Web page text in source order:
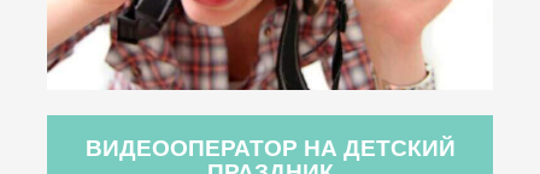
ВИДЕООПЕРАТОР НА ДЕТСКИЙ